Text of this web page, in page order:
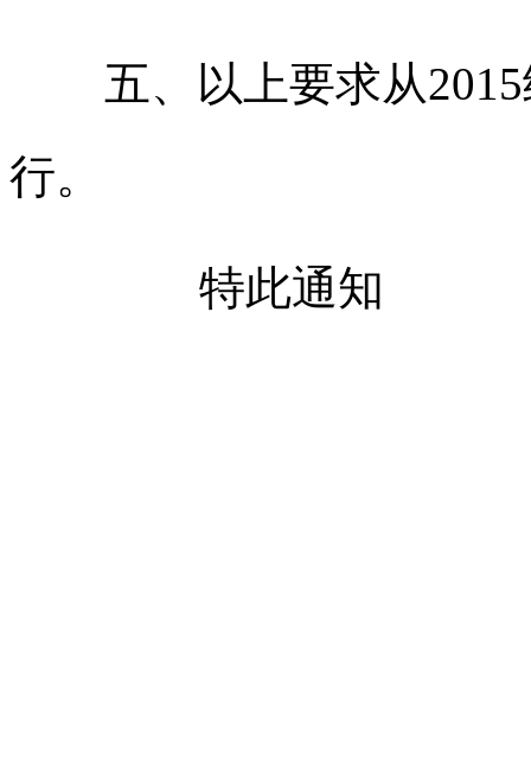
五、以上要求从2015
行。
特此通知